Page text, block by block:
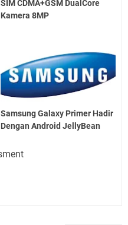
SIM CDMA+GSM DualCore
Kamera 8MP
Samsung Galaxy Primer Hadir
Dengan Android JellyBean